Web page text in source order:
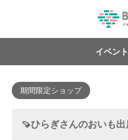
イベン
期間限定ショップ
🍠ひらぎさんのおいも出